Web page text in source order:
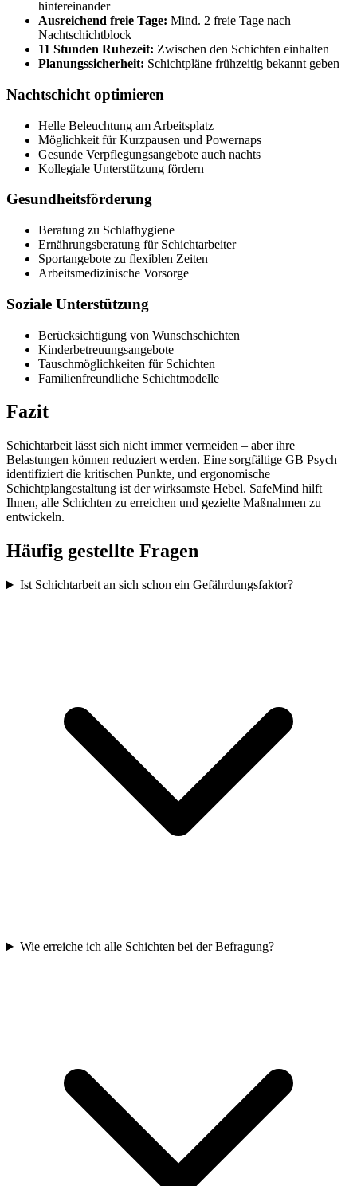
hintereinander
Ausreichend freie Tage: Mind. 2 freie Tage nach
Nachtschichtblock
11 Stunden Ruhezeit: Zwischen den Schichten einhalten
Planungssicherheit: Schichtpläne frühzeitig bekannt geben
Nachtschicht optimieren
Helle Beleuchtung am Arbeitsplatz
Möglichkeit für Kurzpausen und Powernaps
Gesunde Verpflegungsangebote auch nachts
Kollegiale Unterstützung fördern
Gesundheitsförderung
Beratung zu Schlafhygiene
Ernährungsberatung für Schichtarbeiter
Sportangebote zu flexiblen Zeiten
Arbeitsmedizinische Vorsorge
Soziale Unterstützung
Berücksichtigung von Wunschschichten
Kinderbetreuungsangebote
Tauschmöglichkeiten für Schichten
Familienfreundliche Schichtmodelle
Fazit
Schichtarbeit lässt sich nicht immer vermeiden – aber ihre
Belastungen können reduziert werden. Eine sorgfältige GB Psych
identifiziert die kritischen Punkte, und ergonomische
Schichtplangestaltung ist der wirksamste Hebel. SafeMind hilft
Ihnen, alle Schichten zu erreichen und gezielte Maßnahmen zu
entwickeln.
Häufig gestellte Fragen
Ist Schichtarbeit an sich schon ein Gefährdungsfaktor?
Wie erreiche ich alle Schichten bei der Befragung?